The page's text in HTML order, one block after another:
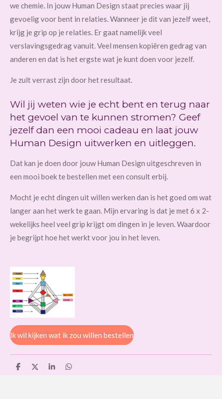
we chemie. In jouw Human Design staat precies waar jij
gevoelig voor bent in relaties. Wanneer je dit van jezelf weet,
krijg je grip op je relaties. Er gaat namelijk veel
verslavingsgedrag vanuit. Veel mensen kopiëren gedrag van
anderen en dat is het ergste wat je kunt doen voor jezelf.
Je zult verrast zijn door het resultaat.
Wil jij weten wie je echt bent en terug naar
het gevoel van te kunnen stromen? Geef
jezelf dan een mooi cadeau en laat jouw
Human Design uitwerken en uitleggen.
Dat kan je doen door jouw Human Design uitgeschreven in
een mooi boek te bestellen met een consult erbij.
Mocht je echt dingen uit willen werken dan is het goed om wat
langer aan het werk te gaan. Mijn ervaring is dat je met 6 x 2-
wekelijks heel veel grip krijgt om dingen in je leven. Waardoor
je begrijpt hoe het werkt voor jou in het leven.
Ik wil kijken wat ik zou willen bestellen
D
D
S
D